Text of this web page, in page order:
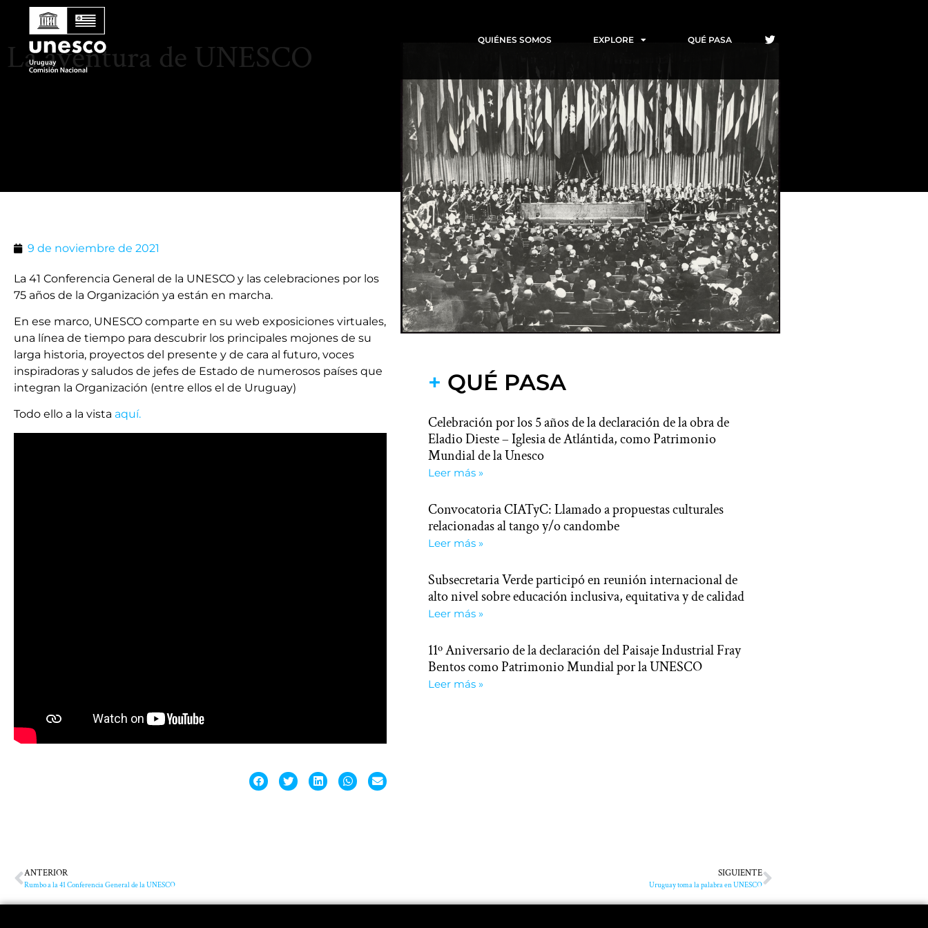
QUIÉNES SOMOS EXPLORE QUÉ PASA
La aventura de UNESCO
9 de noviembre de 2021
La 41 Conferencia General de la UNESCO y las celebraciones por los
75 años de la Organización ya están en marcha.
En ese marco, UNESCO comparte en su web exposiciones virtuales,
una línea de tiempo para descubrir los principales mojones de su
larga historia, proyectos del presente y de cara al futuro, voces
inspiradoras y saludos de jefes de Estado de numerosos países que
integran la Organización (entre ellos el de Uruguay)
Todo ello a la vista aquí.
+ QUÉ PASA
Celebración por los 5 años de la declaración de la obra de
Eladio Dieste – Iglesia de Atlántida, como Patrimonio
Mundial de la Unesco
Leer más »
Convocatoria CIATyC: Llamado a propuestas culturales
relacionadas al tango y/o candombe
Leer más »
Subsecretaria Verde participó en reunión internacional de
alto nivel sobre educación inclusiva, equitativa y de calidad
Leer más »
11º Aniversario de la declaración del Paisaje Industrial Fray
Bentos como Patrimonio Mundial por la UNESCO
Leer más »
ANTERIOR
Rumbo a la 41 Conferencia General de la UNESCO
SIGUIENTE
Uruguay toma la palabra en UNESCO